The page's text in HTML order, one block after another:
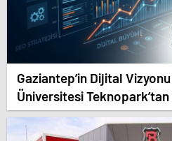
Gaziantep’in Dijital Vizyonu Serjoy,
Üniversitesi Teknopark’tan